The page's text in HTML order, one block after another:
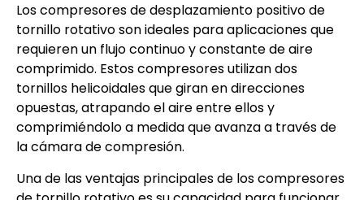
Los compresores de desplazamiento positivo de
tornillo rotativo son ideales para aplicaciones que
requieren un flujo continuo y constante de aire
comprimido. Estos compresores utilizan dos
tornillos helicoidales que giran en direcciones
opuestas, atrapando el aire entre ellos y
comprimiéndolo a medida que avanza a través de
la cámara de compresión.
Una de las ventajas principales de los compresores